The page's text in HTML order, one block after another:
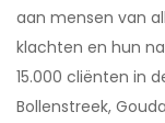
aan mensen van
klachten en hun
15.000 cliënten in
Bollenstreek,